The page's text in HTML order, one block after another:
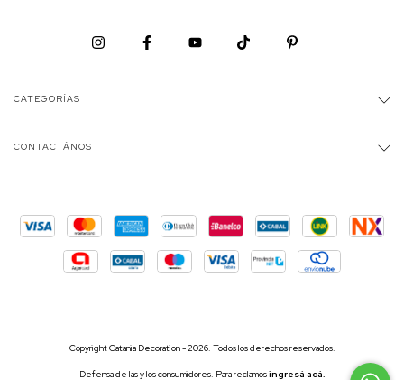
CATEGORÍAS
CONTACTÁNOS
Copyright Catania Decoration - 2026. Todos los derechos reservados.
Defensa de las y los consumidores. Para reclamosingresá acá.